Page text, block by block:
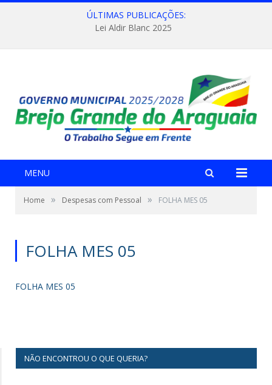
ÚLTIMAS PUBLICAÇÕES:
Lei Aldir Blanc 2025
MENU
Home » Despesas com Pessoal » FOLHA MES 05
FOLHA MES 05
FOLHA MES 05
NÃO ENCONTROU O QUE QUERIA?